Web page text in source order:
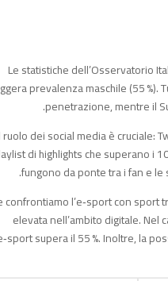
Le statistiche dell’Osservatorio
prevalenza maschile (55
penetrazione, mentre il
ruolo dei social media è cruciale:
di highlights che superano i
fungono da ponte tra i fan e
confrontiamo l’e‑sport con sport
elevata nell’ambito digitale.
supera il 55 %. Inoltre, la